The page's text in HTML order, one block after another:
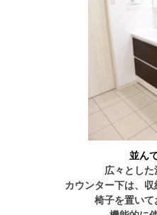
並ん
広々とした
カウンター下は、収
椅子を置いて